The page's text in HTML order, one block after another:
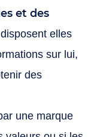
et des
elles
sur lui,
des
une marque